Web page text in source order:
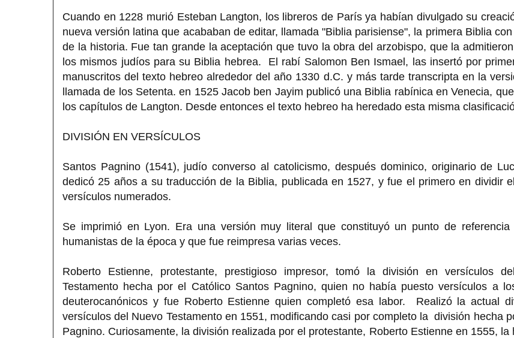
Cuando en 1228 murió Esteban Langton, los libreros de París ya habían divulgado su
nueva versión latina que acababan de editar, llamada "Biblia parisiense", la primera Biblia
de la historia. Fue tan grande la aceptación que tuvo la obra del arzobispo, que la
los mismos judíos para su Biblia hebrea. El rabí Salomon Ben Ismael, las insertó por
manuscritos del texto hebreo alrededor del año 1330 d.C. y más tarde transcripta en la
llamada de los Setenta. en 1525 Jacob ben Jayim publicó una Biblia rabínica en Venecia,
los capítulos de Langton. Desde entonces el texto hebreo ha heredado esta misma
DIVISIÓN EN VERSÍCULOS
Santos Pagnino (1541), judío converso al catolicismo, después dominico, originario de
dedicó 25 años a su traducción de la Biblia, publicada en 1527, y fue el primero en dividir
versículos numerados.
Se imprimió en Lyon. Era una versión muy literal que constituyó un punto de referencia
humanistas de la época y que fue reimpresa varias veces.
Roberto Estienne, protestante, prestigioso impresor, tomó la división en versículos
Testamento hecha por el Católico Santos Pagnino, quien no había puesto versículos a
deuterocanónicos y fue Roberto Estienne quien completó esa labor. Realizó la actual
versículos del Nuevo Testamento en 1551, modificando casi por completo la división hecha
Pagnino. Curiosamente, la división realizada por el protestante, Roberto Estienne en 1555, la